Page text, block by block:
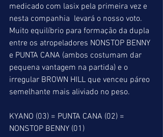
medicado com lasix pela primeira vez e
nesta companhia  levará o nosso voto.
Muito equilíbrio para formação da dupla
entre os atropeladores NONSTOP BENNY
e PUNTA CANA (ambos costumam dar
pequena vantagem na partida) e o
irregular BROWN HILL que venceu páreo
semelhante mais aliviado no peso.
KYANO (03) = PUNTA CANA (02) =
NONSTOP BENNY (01)